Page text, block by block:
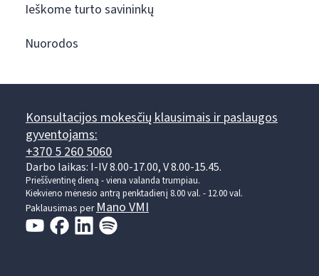
Ieškome turto savininkų
Nuorodos
Konsultacijos mokesčių klausimais ir paslaugos
gyventojams:
+370 5 260 5060
Darbo laikas: I-IV 8.00-17.00, V 8.00-15.45.
Prieššventinę dieną - viena valanda trumpiau.
Kiekvieno mėnesio antrą penktadienį 8.00 val. - 12.00 val.
Paklausimas perMano VMI